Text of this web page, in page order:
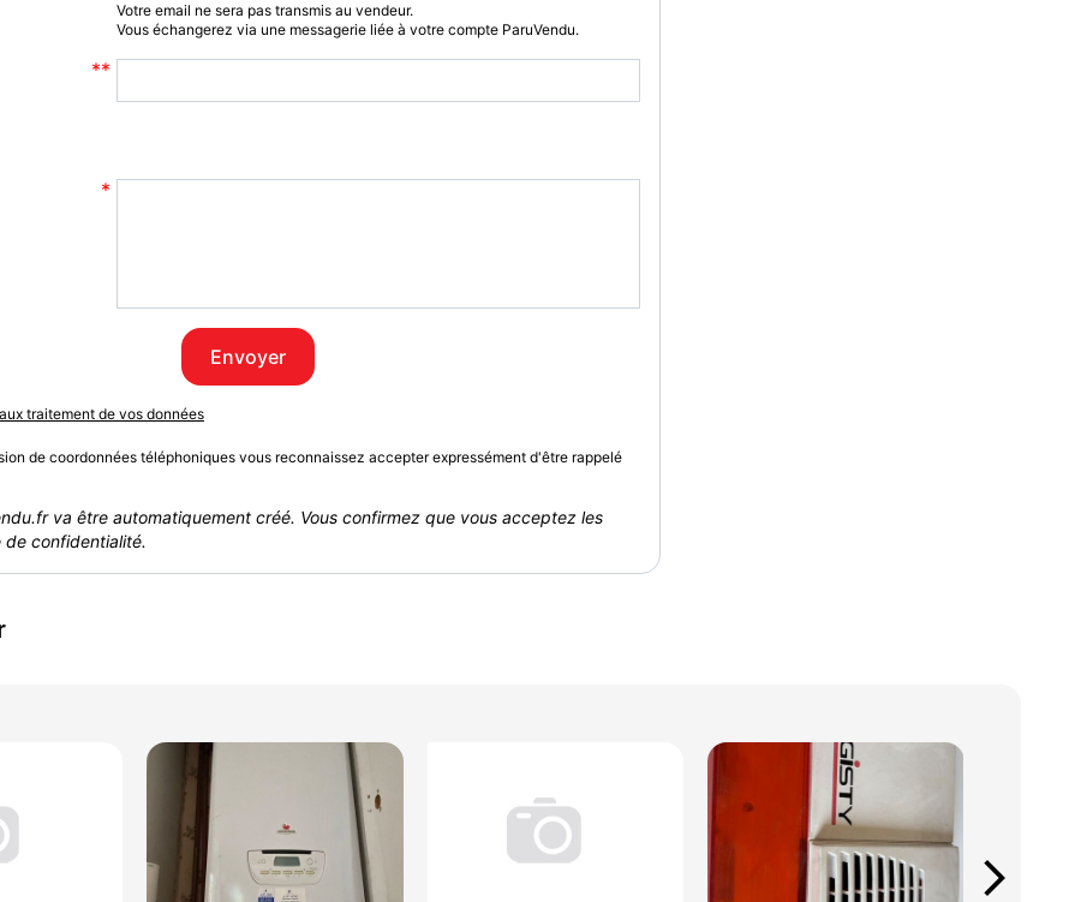
Votre email ne sera pas transmis au vendeur.
Vous échangerez via une messagerie liée à votre compte ParuVendu.
Envoyer
traitement de vos données
de coordonnées téléphoniques vous reconnaissez accepter expressément d'être rappelé
va être automatiquement créé. Vous confirmez que vous acceptez les
de confidentialité.
arrow_forward_ios